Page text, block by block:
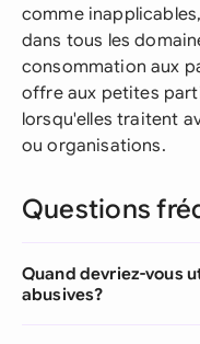
comme
dans tous les
consommation aux
offre aux petites
lorsqu'elles traitent
ou organisations.
Questions
Quand devriez-vous
abusives?